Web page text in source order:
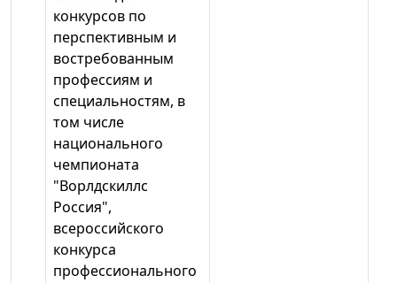
конкурсов по
перспективным и
востребованным
профессиям и
специальностям, в
том числе
национального
чемпионата
"Ворлдскиллс
Россия",
всероссийского
конкурса
профессионального